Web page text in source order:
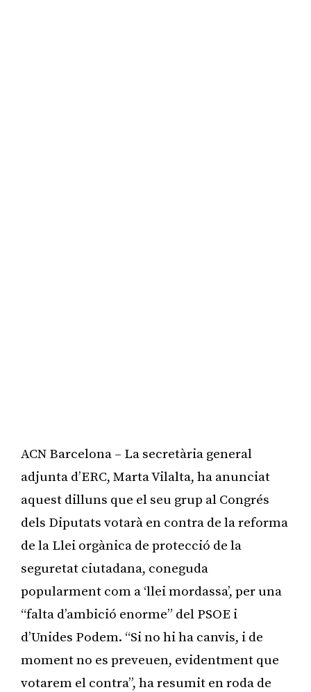
ACN Barcelona – La secretària general
adjunta d’ERC, Marta Vilalta, ha anunciat
aquest dilluns que el seu grup al Congrés
dels Diputats votarà en contra de la reforma
de la Llei orgànica de protecció de la
seguretat ciutadana, coneguda
popularment com a ‘llei mordassa’, per una
“falta d’ambició enorme” del PSOE i
d’Unides Podem. “Si no hi ha canvis, i de
moment no es preveuen, evidentment que
votarem el contra”, ha resumit en roda de